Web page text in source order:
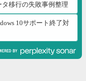
タ移行の失敗事例整理
10サポート終了対